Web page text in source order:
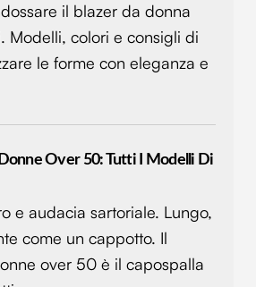
il blazer da donna
Modelli, colori e consigli di
le forme con eleganza e
Donne Over 50: Tutti I Modelli Di
e audacia sartoriale. Lungo,
come un cappotto. Il
over 50 è il capospalla